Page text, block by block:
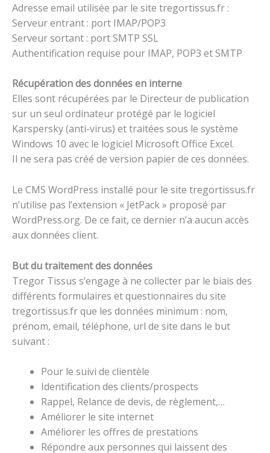
Adresse email utilisée par le site tregortissus.fr :
Serveur entrant : port IMAP/POP3
Serveur sortant : port SMTP SSL
Authentification requise pour IMAP, POP3 et SMTP
Récupération des données en interne
Elles sont récupérées par le Directeur de publication
sur un seul ordinateur protégé par le logiciel
Karspersky (anti-virus) et traitées sous le système
Windows 10 avec le logiciel Microsoft Office Excel.
Il ne sera pas créé de version papier de ces données.
Le CMS WordPress installé pour le site tregortissus.fr
n’utilise pas l’extension « JetPack » proposé par
WordPress.org. De ce fait, ce dernier n’a aucun accès
aux données client.
But du traitement des données
Tregor Tissus s’engage à ne collecter par le biais des
différents formulaires et questionnaires du site
tregortissus.fr que les données minimum : nom,
prénom, email, téléphone, url de site dans le but
suivant :
Pour le suivi de clientèle
Identification des clients/prospects
Rappel, Relance de devis, de règlement,…
Améliorer le site internet
Améliorer les offres de prestations
Répondre aux personnes qui laissent des